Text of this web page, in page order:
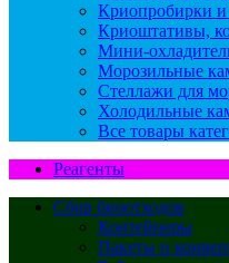
Криопробирки
Криоштативы,
Мини-
Морозильные
Стеллажи для
Холодильные
Все товары
Реагенты
Сбор биоотходов
Контейнеры
Пакеты и